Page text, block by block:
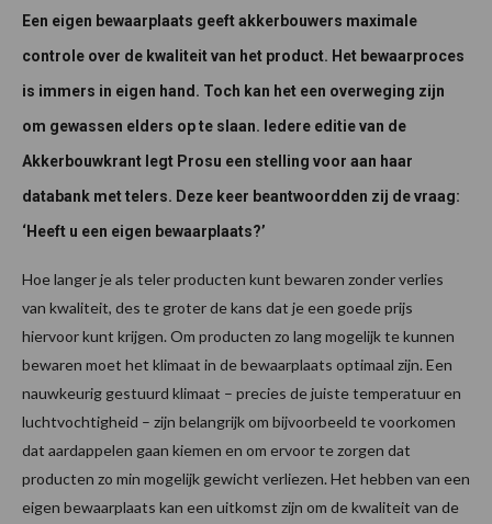
Een eigen bewaarplaats geeft akkerbouwers maximale
controle over de kwaliteit van het product. Het bewaarproces
is immers in eigen hand. Toch kan het een overweging zijn
om gewassen elders op te slaan. Iedere editie van de
Akkerbouwkrant legt Prosu een stelling voor aan haar
databank met telers. Deze keer beantwoordden zij de vraag:
‘Heeft u een eigen bewaarplaats?’
Hoe langer je als teler producten kunt bewaren zonder verlies
van kwaliteit, des te groter de kans dat je een goede prijs
hiervoor kunt krijgen. Om producten zo lang mogelijk te kunnen
bewaren moet het klimaat in de bewaarplaats optimaal zijn. Een
nauwkeurig gestuurd klimaat – precies de juiste temperatuur en
luchtvochtigheid – zijn belangrijk om bijvoorbeeld te voorkomen
dat aardappelen gaan kiemen en om ervoor te zorgen dat
producten zo min mogelijk gewicht verliezen. Het hebben van een
eigen bewaarplaats kan een uitkomst zijn om de kwaliteit van de